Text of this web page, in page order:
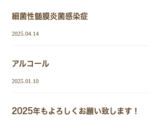
細菌性髄膜炎菌感染症
2025.04.14
アルコール
2025.01.10
2025年もよろしくお願い致します！